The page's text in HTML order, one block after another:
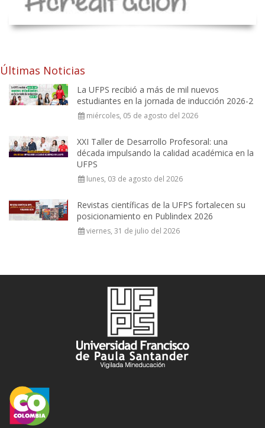
Últimas Noticias
La UFPS recibió a más de mil nuevos
estudiantes en la jornada de inducción 2026-2
miércoles, 05 de agosto del 2026
XXI Taller de Desarrollo Profesoral: una
década impulsando la calidad académica en la
UFPS
lunes, 03 de agosto del 2026
Revistas científicas de la UFPS fortalecen su
posicionamiento en Publindex 2026
viernes, 31 de julio del 2026